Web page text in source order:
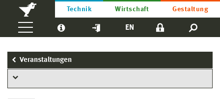
Technik Wirtschaft Gestaltung
EN
Veranstaltungen